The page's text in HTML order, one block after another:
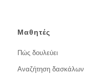
Μαθητές
Πώς δουλεύει
Αναζήτηση δασκάλων